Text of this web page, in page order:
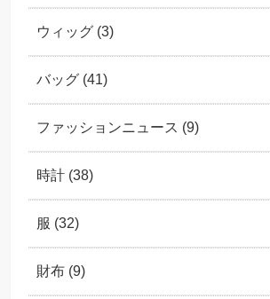
ウィッグ (3)
バッグ (41)
ファッションニュース (9)
時計 (38)
服 (32)
財布 (9)